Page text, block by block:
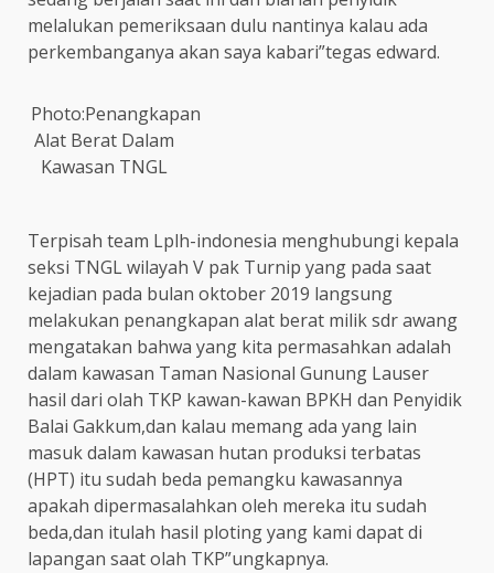
melalukan pemeriksaan dulu nantinya kalau ada
perkembanganya akan saya kabari”tegas edward.
Photo:Penangkapan
Alat Berat Dalam
Kawasan TNGL
Terpisah team Lplh-indonesia menghubungi kepala
seksi TNGL wilayah V pak Turnip yang pada saat
kejadian pada bulan oktober 2019 langsung
melakukan penangkapan alat berat milik sdr awang
mengatakan bahwa yang kita permasahkan adalah
dalam kawasan Taman Nasional Gunung Lauser
hasil dari olah TKP kawan-kawan BPKH dan Penyidik
Balai Gakkum,dan kalau memang ada yang lain
masuk dalam kawasan hutan produksi terbatas
(HPT) itu sudah beda pemangku kawasannya
apakah dipermasalahkan oleh mereka itu sudah
beda,dan itulah hasil ploting yang kami dapat di
lapangan saat olah TKP”ungkapnya.